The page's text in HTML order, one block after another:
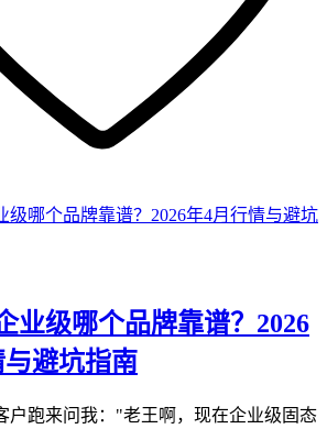
业级哪个品牌靠谱？2026
避坑指南
户跑来问我："老王啊，现在企业级固态